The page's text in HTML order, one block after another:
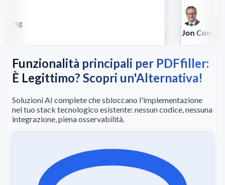
Jon Conradt
Funzionalità principali per PDFfiller:
È Legittimo? Scopri un'Alternativa!
Soluzioni AI complete che sbloccano l'implementazione
nel tuo stack tecnologico esistente: nessun codice, nessuna
integrazione, piena osservabilità.